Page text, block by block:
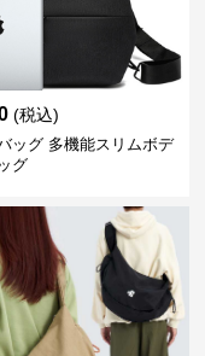
(税込)
ッグ 多機能スリムボデ
グ